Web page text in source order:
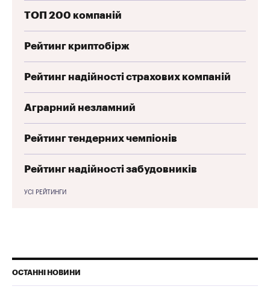
ТОП 200 компаній
Рейтинг криптобірж
Рейтинг надійності страхових компаній
Аграрний незламний
Рейтинг тендерних чемпіонів
Рейтинг надійності забудовників
УСІ РЕЙТИНГИ
ОСТАННІ НОВИНИ